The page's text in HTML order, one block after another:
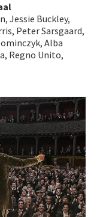
Jessie Buckley,
Peter Sarsgaard,
Alba
Regno Unito,